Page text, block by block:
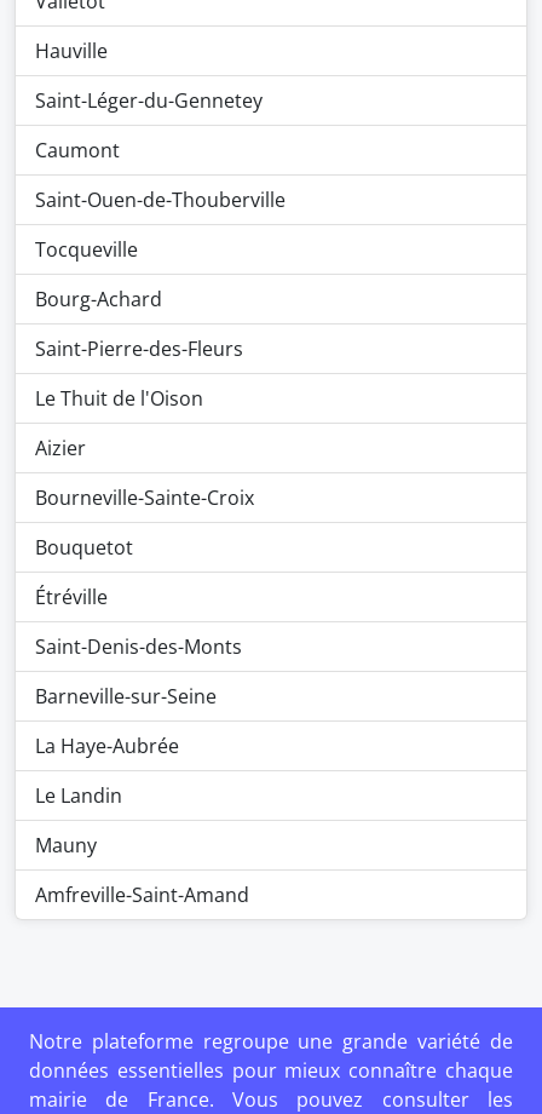
Hauville
Saint-Léger-du-Gennetey
Caumont
Saint-Ouen-de-Thouberville
Tocqueville
Bourg-Achard
Saint-Pierre-des-Fleurs
Le Thuit de l'Oison
Aizier
Bourneville-Sainte-Croix
Bouquetot
Étréville
Saint-Denis-des-Monts
Barneville-sur-Seine
La Haye-Aubrée
Le Landin
Mauny
Amfreville-Saint-Amand
Notre plateforme regroupe une grande variété de
données essentielles pour mieux connaître chaque
mairie de France. Vous pouvez consulter les